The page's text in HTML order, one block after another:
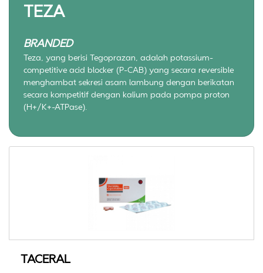
TEZA
BRANDED
Teza, yang berisi Tegoprazan, adalah potassium-
competitive acid blocker (P-CAB) yang secara reversible
menghambat sekresi asam lambung dengan berikatan
secara kompetitif dengan kalium pada pompa proton
(H+/K+-ATPase).
TACERAL